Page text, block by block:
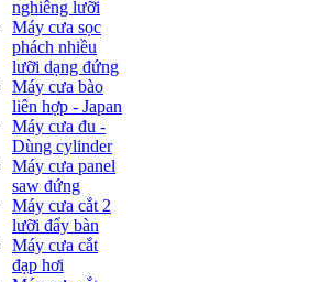
nghiêng lưỡi
Máy cưa sọc
phách nhiều
lưỡi dạng đứng
Máy cưa bào
liên hợp - Japan
Máy cưa đu -
Dùng cylinder
Máy cưa panel
saw đứng
Máy cưa cắt 2
lưỡi đẩy bàn
Máy cưa cắt
đạp hơi